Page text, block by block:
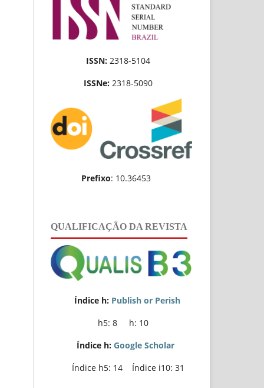
ISSN: 2318-5104
ISSNe: 2318-5090
Prefixo: 10.36453
QUALIFICAÇÃO DA REVISTA
Índice h: Publish or Perish
h5: 8 h: 10
Índice h: Google Scholar
Índice h5: 14 Índice i10: 31